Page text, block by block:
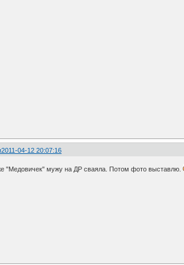
2011-04-12 20:07:16
"Медовичек" мужу на ДР сваяла. Потом фото выставлю.